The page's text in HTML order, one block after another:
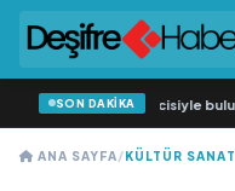
SON DAKİKA
Şarkıcısı” seyircisiyle
ANA SAYFA/KÜLTÜR SANAT